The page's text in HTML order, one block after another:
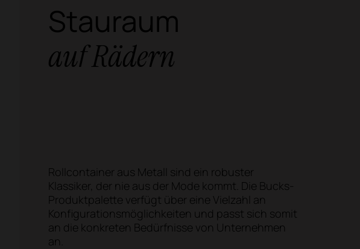
Stauraum
auf Rädern
Rollcontainer aus Metall sind ein robuster
Klassiker, der nie aus der Mode kommt. Die Bucks-
Produktpalette verfügt über eine Vielzahl an
Konfigurationsmöglichkeiten und passt sich somit
an die konkreten Bedürfnisse von Unternehmen
an.